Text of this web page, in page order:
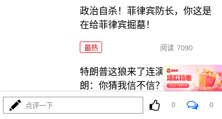
政治自杀！菲律宾防长，你这是
在给菲律宾掘墓！
最热 阅读 7090
特朗普这狼来了连演十遍，伊
朗：你猜我信不信？
阅读 5324
点评一下 0 0